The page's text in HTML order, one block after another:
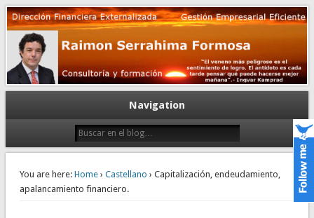
Dirección financiera de la PyME
Gestión empresarial eficiente. Dirección financiera externalizada.
Navigation
You are here: Home› Castellano › Capitalización, endeudamiento,
apalancamiento financiero.